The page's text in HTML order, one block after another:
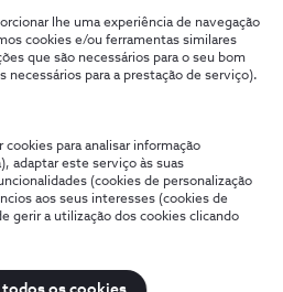
lhe uma experiência de navegação
cookies e/ou ferramentas similares
que são necessários para o seu bom
para a prestação de serviço).
para analisar informação
adaptar este serviço às suas
(cookies de personalização
aos seus interesses (cookies de
gerir a utilização dos cookies clicando
Termos e Condições